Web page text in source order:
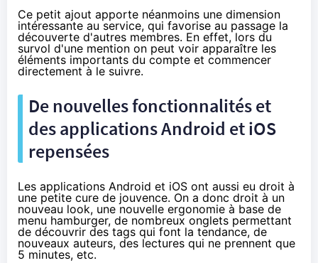
Ce petit ajout apporte néanmoins une dimension
intéressante au service, qui favorise au passage la
découverte d'autres membres. En effet, lors du
survol d'une mention on peut voir apparaître les
éléments importants du compte et commencer
directement à le suivre.
De nouvelles fonctionnalités et
des applications Android et iOS
repensées
Les applications Android et iOS ont aussi eu droit à
une petite cure de jouvence. On a donc droit à un
nouveau look, une nouvelle ergonomie à base de
menu hamburger, de nombreux onglets permettant
de découvrir des tags qui font la tendance, de
nouveaux auteurs, des lectures qui ne prennent que
5 minutes, etc.